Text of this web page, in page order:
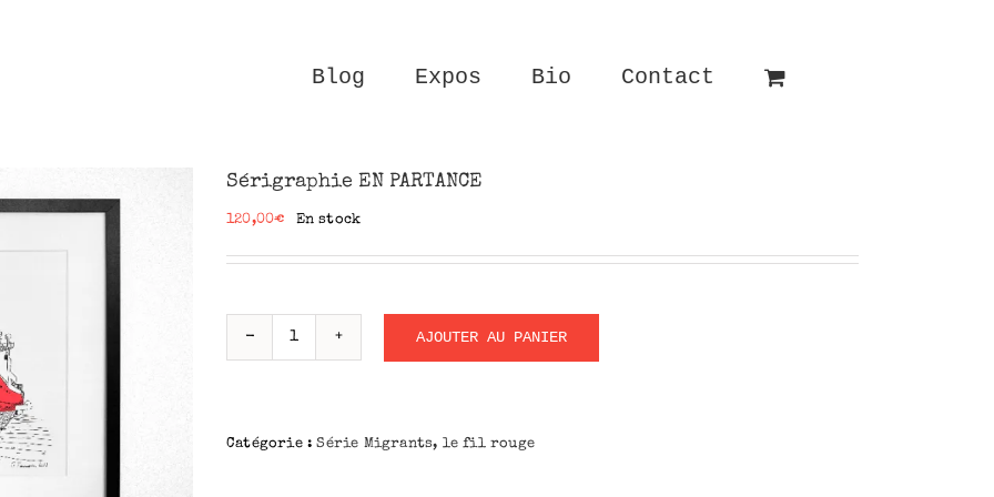
Blog Expos Bio Contact
Sérigraphie EN PARTANCE
120,00€ En stock
PARTANCE
AJOUTER AU PANIER
Catégorie :Série Migrants, le fil rouge